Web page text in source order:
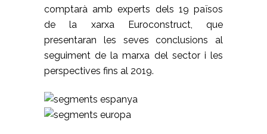
comptarà amb experts dels 19 països
de la xarxa Euroconstruct, que
presentaran les seves conclusions al
seguiment de la marxa del sector i les
perspectives fins al 2019.